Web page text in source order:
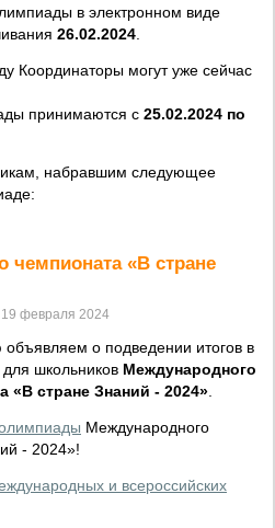
в электронном виде
26.02.2024
Координаторы могут уже сейчас
принимаются с 25.02.2024 по
набравшим следующее
чемпионата «В стране
19 февраля 2024
о подведении итогов в
школьников Международного
«В стране Знаний - 2024»
Международного
- 2024»!
и всероссийских